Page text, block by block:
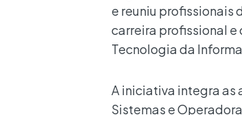
e reuniu
carreira profissional e
Tecnologia da
A iniciativa integra as
Sistemas e